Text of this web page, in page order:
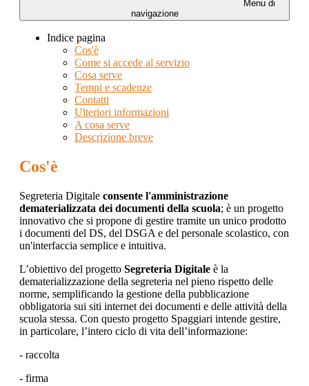
Menu di
navigazione
Indice pagina
Cos'è
Come si accede al servizio
Cosa serve
Tempi e scadenze
Contatti
Ulteriori informazioni
A cosa serve
Descrizione breve
Cos'è
Segreteria Digitale consente l'amministrazione
dematerializzata dei documenti della scuola; è un progetto
innovativo che si propone di gestire tramite un unico prodotto
i documenti del DS, del DSGA e del personale scolastico, con
un'interfaccia semplice e intuitiva.
L’obiettivo del progetto Segreteria Digitale è la
dematerializzazione della segreteria nel pieno rispetto delle
norme, semplificando la gestione della pubblicazione
obbligatoria sui siti internet dei documenti e delle attività della
scuola stessa. Con questo progetto Spaggiari intende gestire,
in particolare, l’intero ciclo di vita dell’informazione:
- raccolta
- firma